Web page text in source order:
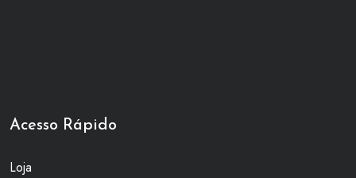
Acesso Rápido
Loja